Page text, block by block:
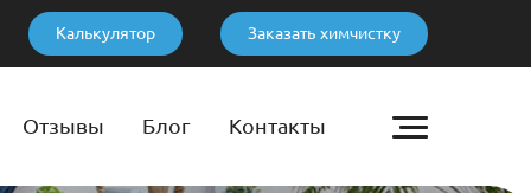
Калькулятор Заказать химчистку
Отзывы Блог Контакты